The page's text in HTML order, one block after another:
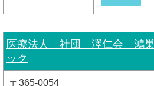
医療法人 社団 澤仁会 鴻巣
ック
〒365-0054